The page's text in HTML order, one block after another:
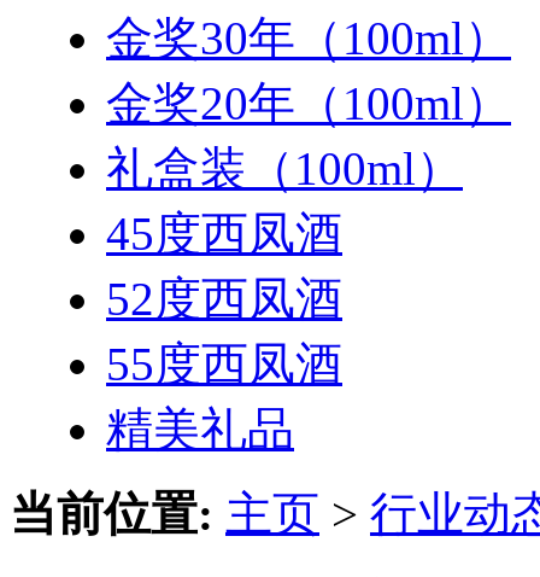
金奖30年（100ml）
金奖20年（100ml）
礼盒装（100ml）
45度西凤酒
52度西凤酒
55度西凤酒
精美礼品
当前位置: 主页 > 行业动